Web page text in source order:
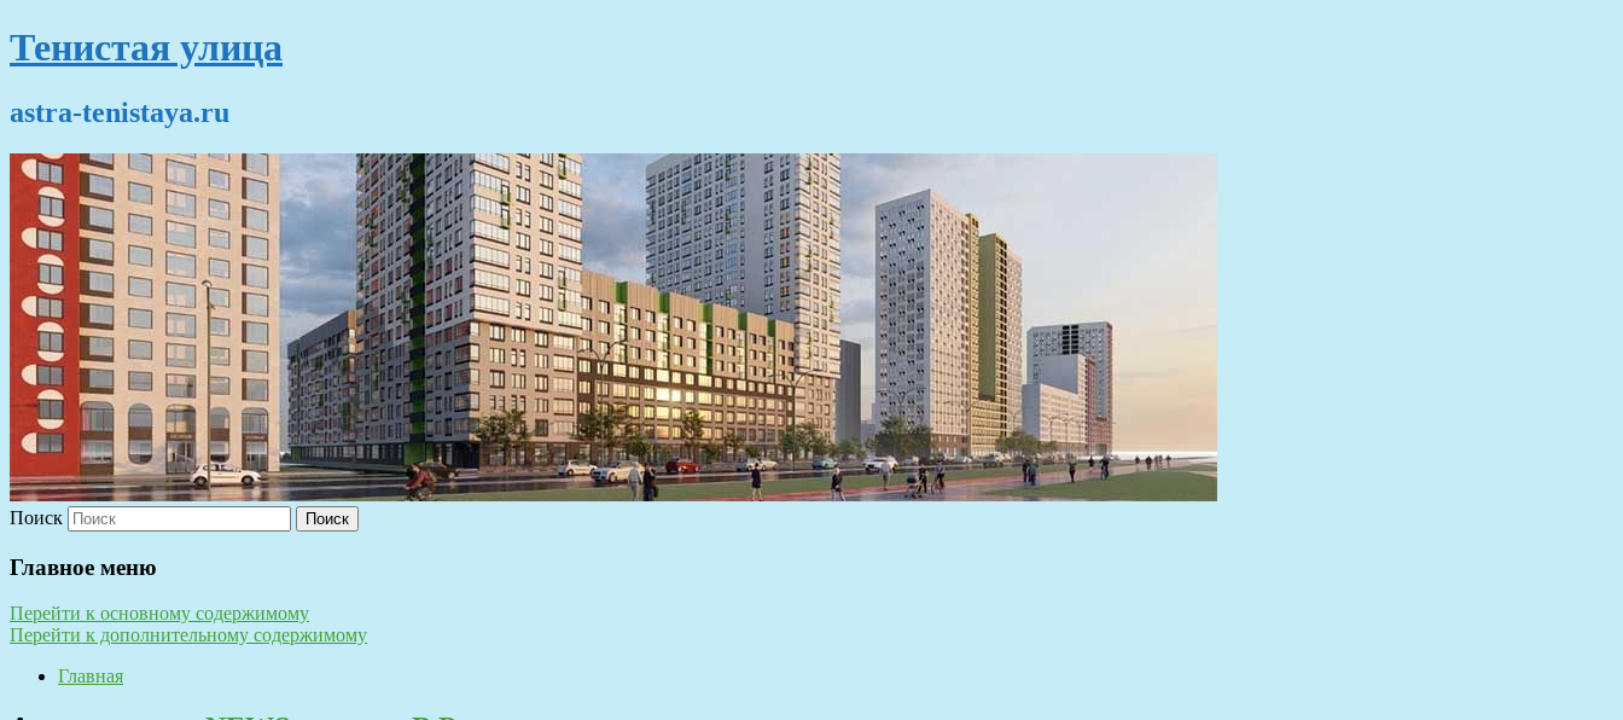
Тенистая улица
astra-tenistaya.ru
Поиск
Главное меню
Перейти к основному содержимому
Перейти к дополнительному содержимому
Главная